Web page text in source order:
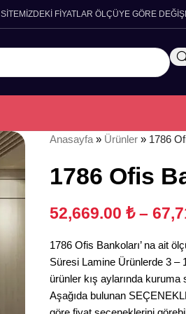
SİTEMİZDEKİ FİYATLAR ÖLÇÜYE GÖRE
Anasayfa » Ürünler » 1786
1786 Ofis
52,669.00₺ –
1786 Ofis Bankoları’ na ait
Süresi Lamine Ürünlerde 3 –
ürünler kış aylarında
Aşağıda bulunan